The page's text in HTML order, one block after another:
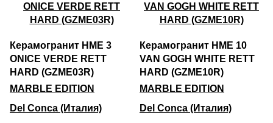
Керамогранит HME 3
ONICE VERDE RETT
HARD (GZME03R)
MARBLE EDITION
Del Conca (Италия)
Керамогранит HME 10
VAN GOGH WHITE RETT
HARD (GZME10R)
MARBLE EDITION
Del Conca (Италия)